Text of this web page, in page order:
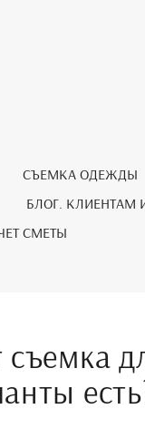
СЪЕМКА ОДЕЖДЫ
БЛОГ. КЛИЕНТАМ
СМЕТЫ